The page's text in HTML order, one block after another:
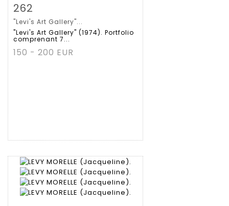
Gedetailleerde
fiche
262
"Levi's Art Gallery"...
"Levi's Art Gallery" (1974). Portfolio
comprenant 7...
150 - 200 EUR